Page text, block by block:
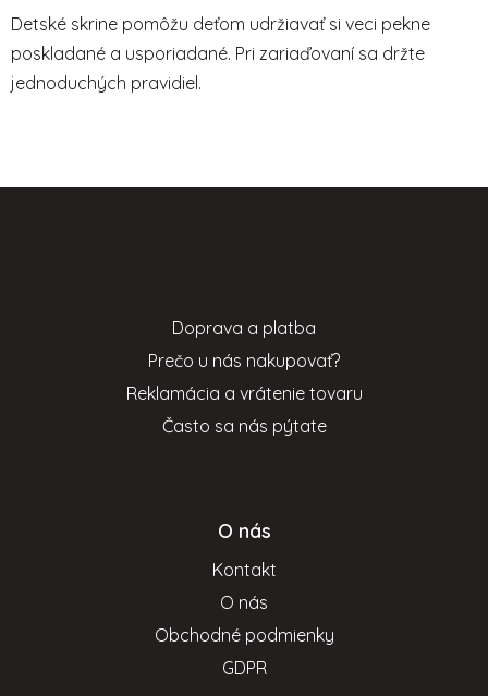
Detské skrine pomôžu deťom udržiavať si veci pekne
poskladané a usporiadané. Pri zariaďovaní sa držte
jednoduchých pravidiel.
Doprava a platba
Prečo u nás nakupovať?
Reklamácia a vrátenie tovaru
Často sa nás pýtate
O nás
Kontakt
O nás
Obchodné podmienky
GDPR